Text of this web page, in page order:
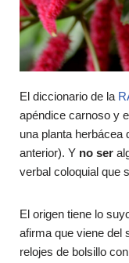
El diccionario de la
apéndice carnoso y
una planta
anterior). Y no ser
verbal coloquial que
El origen tiene lo
afirma que viene del
relojes de bolsillo